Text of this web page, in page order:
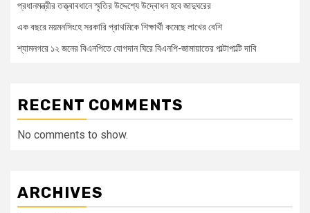
প্রধানমন্ত্রীর তত্ত্বাবধানে স্মৃতির উদ্দেশ্যে উদ্বোধন হবে জাদুঘরের
এক বছরে ময়মনসিংহে সরকারি প্রাথমিকে শিক্ষার্থী কমেছে লাখের বেশি
শ্যামনগরে ১২ জনের বিএনপিতে যোগদান ঘিরে বিএনপি-জামায়াতের পাল্টাপাল্টি দাবি
RECENT COMMENTS
No comments to show.
ARCHIVES